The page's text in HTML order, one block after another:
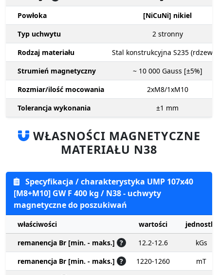
Powłoka
[NiCuNi] nikiel
Typ uchwytu
2 stronny
Rodzaj materiału
Stal konstrukcyjna S235
Strumień magnetyczny
~ 10 000 Gauss [±5%]
Rozmiar/ilość mocowania
2xM8/1xM10
Tolerancja wykonania
±1 mm
WŁASNOŚCI MAGNETYCZNE
MATERIAŁU N38
Specyfikacja / charakterystyka UMP 107x40
[M8+M10] GW F 400 kg / N38 - uchwyty
magnetyczne do poszukiwań
właściwości wartości
jednostki
remanencja Br [min. - maks.] ? 12.2-12.6
kGs
remanencja Br [min. - maks.] ? 1220-1260
mT